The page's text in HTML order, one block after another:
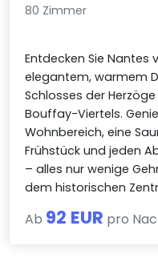
80 Zimmer
Entdecken Sie Nantes
elegantem, warmem
Schlosses der
Bouffay-Viertels.
Wohnbereich, eine
Frühstück und jeden
– alles nur wenige
dem historischen
Ab 92 EUR pro